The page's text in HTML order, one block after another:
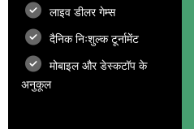
लाइव डीलर गेम्स
दैनिक निःशुल्क टूर्नामेंट
मोबाइल और डेस्कटॉप के
अनुकूल